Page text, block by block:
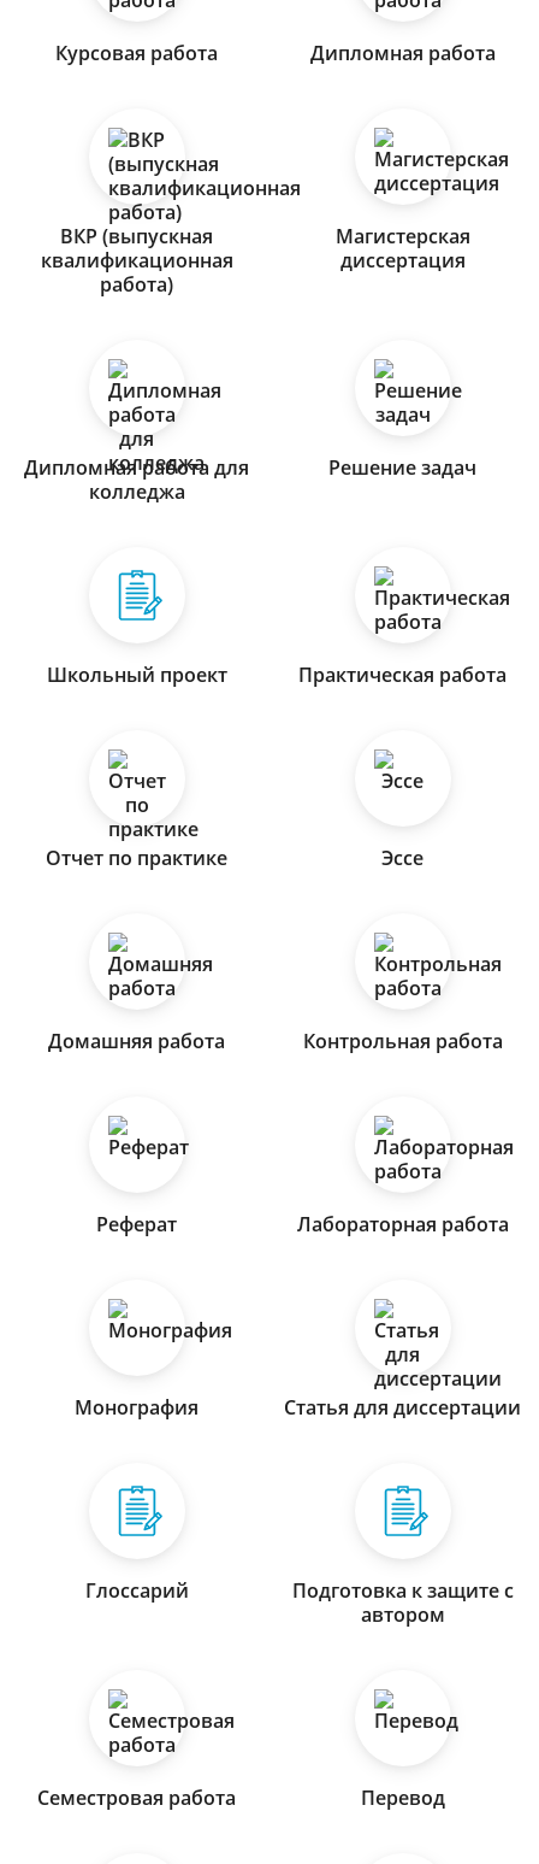
Курсовая работа Дипломная работа
ВКР (выпускная
квалификационная
работа)
Магистерская
диссертация
Дипломная работа для
колледжа
Решение задач
Школьный проект Практическая работа
Отчет по практике Эссе
Домашняя работа Контрольная работа
Реферат Лабораторная работа
Монография Статья для диссертации
Глоссарий
Подготовка к защите с
автором
Семестровая работа Перевод